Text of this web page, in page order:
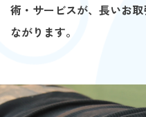
術・サービスが、長いお
ながります。